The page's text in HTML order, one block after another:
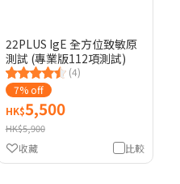
22PLUS IgE 全方位致敏原
測試 (專業版112項測試)
(4)
7% off
HK$5,500
HK$5,900
比較
收藏